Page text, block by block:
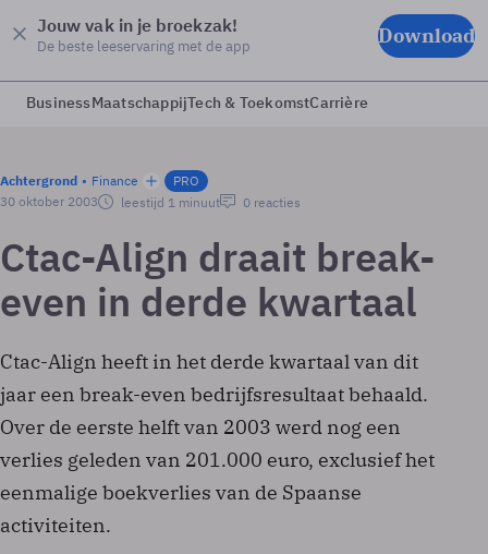
Jouw vak in je broekzak!
De beste leeservaring met de app Download
BusinessMaatschappijTech & ToekomstCarrière
Achtergrond Finance
PRO
30 oktober 2003
leestijd 1 minuut 0 reacties
Ctac-Align draait break-
even in derde kwartaal
Ctac-Align heeft in het derde kwartaal van dit
jaar een break-even bedrijfsresultaat behaald.
Over de eerste helft van 2003 werd nog een
verlies geleden van 201.000 euro, exclusief het
eenmalige boekverlies van de Spaanse
activiteiten.